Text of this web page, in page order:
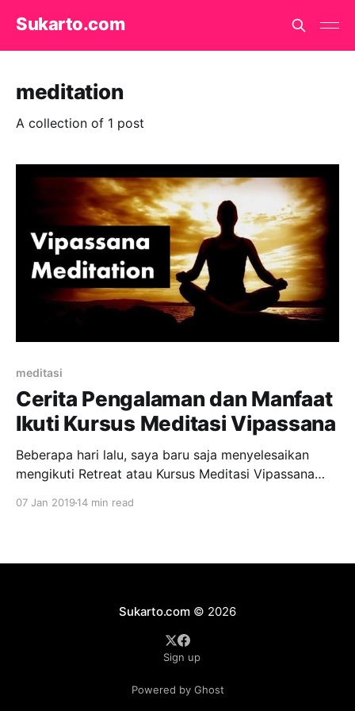
Sukarto.com
meditation
A collection of 1 post
meditasi
Cerita Pengalaman dan Manfaat
Ikuti Kursus Meditasi Vipassana
Beberapa hari lalu, saya baru saja menyelesaikan
mengikuti Retreat atau Kursus Meditasi Vipassana
07 Jan 2019 14 min read
Sukarto.com© 2026
Sign up
Powered by Ghost